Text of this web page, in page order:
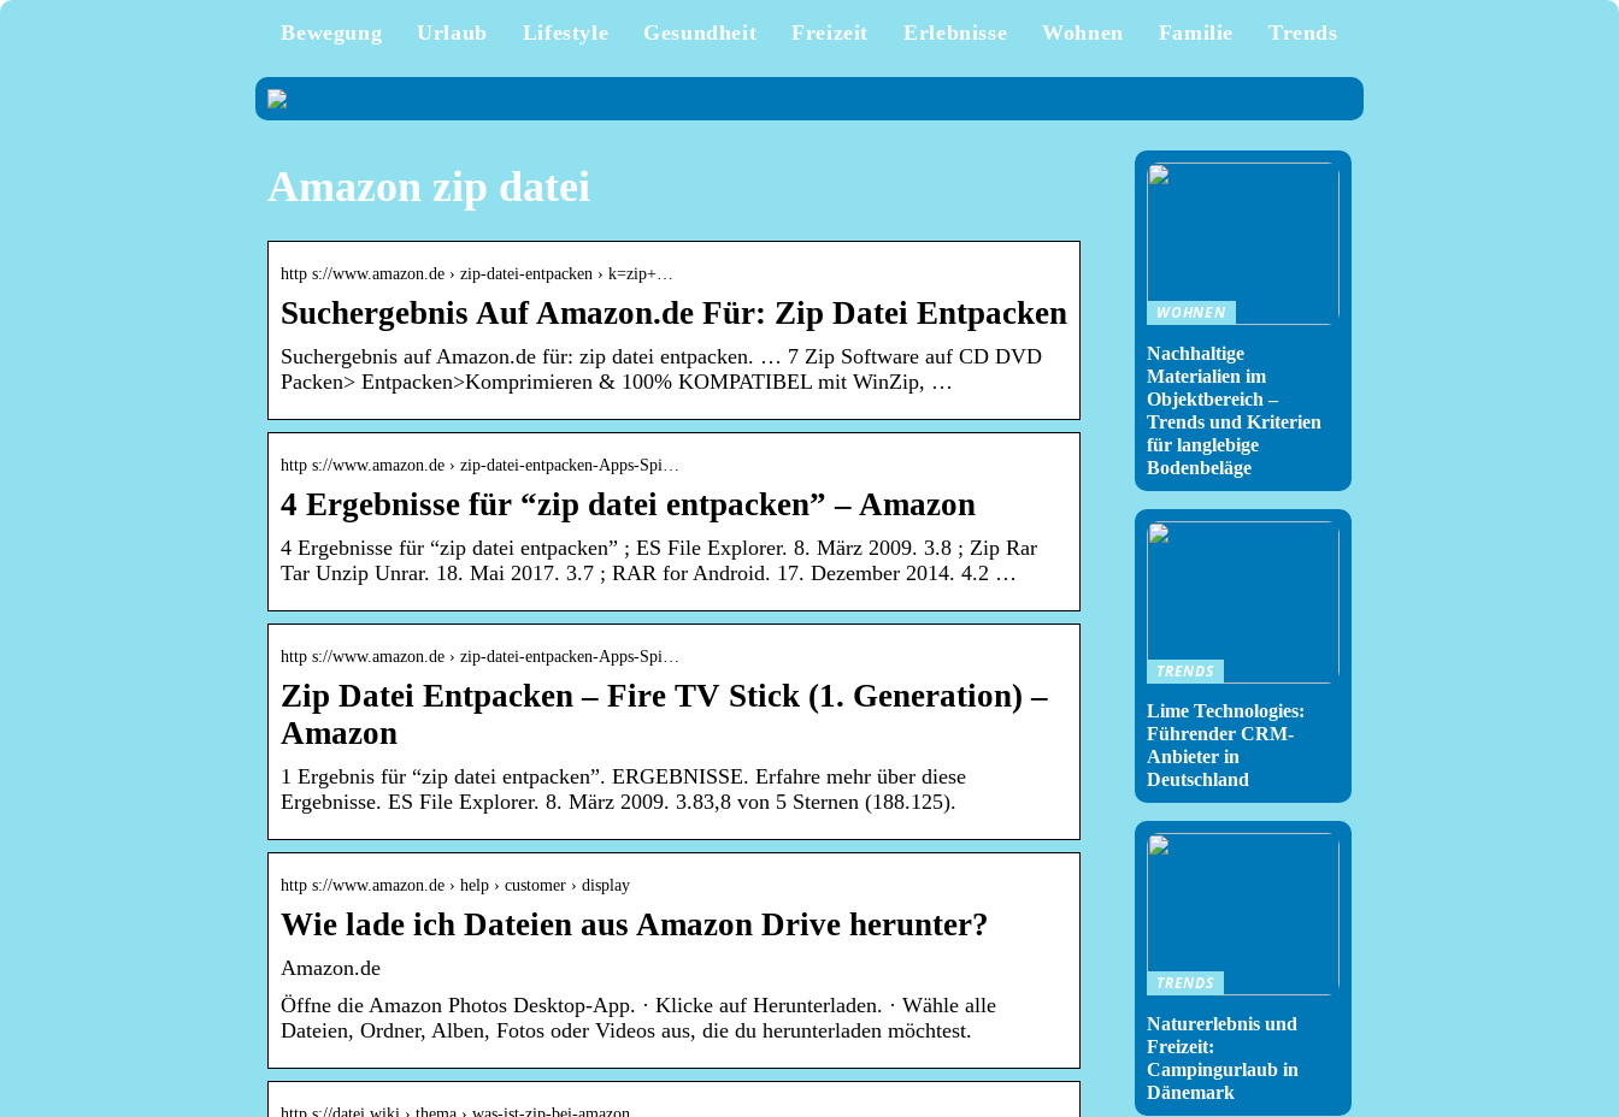
Bewegung Urlaub Lifestyle Gesundheit Freizeit Erlebnisse Wohnen Familie Trends
Amazon zip datei
http s://www.amazon.de › zip-datei-entpacken › k=zip+…
Suchergebnis Auf Amazon.de Für: Zip Datei Entpacken
Suchergebnis auf Amazon.de für: zip datei entpacken. … 7 Zip Software auf CD DVD
Packen> Entpacken>Komprimieren & 100% KOMPATIBEL mit WinZip, …
http s://www.amazon.de › zip-datei-entpacken-Apps-Spi…
4 Ergebnisse für “zip datei entpacken” – Amazon
4 Ergebnisse für “zip datei entpacken” ; ES File Explorer. 8. März 2009. 3.8 ; Zip Rar
Tar Unzip Unrar. 18. Mai 2017. 3.7 ; RAR for Android. 17. Dezember 2014. 4.2 …
http s://www.amazon.de › zip-datei-entpacken-Apps-Spi…
Zip Datei Entpacken – Fire TV Stick (1. Generation) –
Amazon
1 Ergebnis für “zip datei entpacken”. ERGEBNISSE. Erfahre mehr über diese
Ergebnisse. ES File Explorer. 8. März 2009. 3.83,8 von 5 Sternen (188.125).
http s://www.amazon.de › help › customer › display
Wie lade ich Dateien aus Amazon Drive herunter?
Amazon.de
Öffne die Amazon Photos Desktop-App. · Klicke auf Herunterladen. · Wähle alle
Dateien, Ordner, Alben, Fotos oder Videos aus, die du herunterladen möchtest.
WOHNEN
Nachhaltige
Materialien im
Objektbereich –
Trends und Kriterien
für langlebige
Bodenbeläge
TRENDS
Lime Technologies:
Führender CRM-
Anbieter in
Deutschland
TRENDS
Naturerlebnis und
Freizeit:
Campingurlaub in
Dänemark